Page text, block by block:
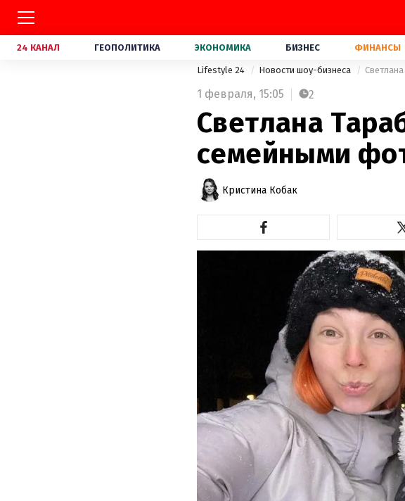
24 КАНАЛ ГЕОПОЛИТИКА ЭКОНОМИКА БИЗНЕС ФИНАНСЫ
Lifestyle 24 Новости шоу-бизнеса
1 февраля, 15:05 2
Светлана
семейными
Кристина Кобак